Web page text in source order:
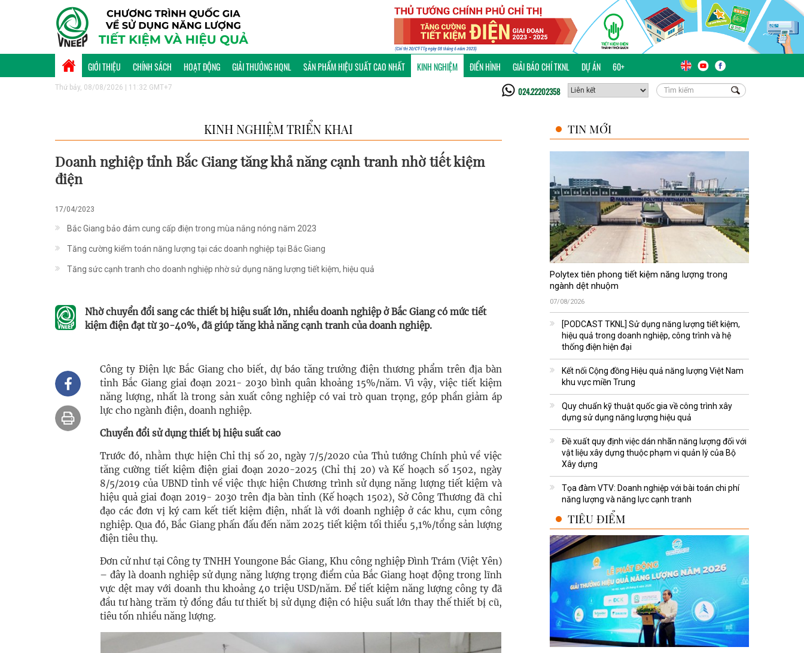
GIỚI THIỆU CHÍNH SÁCH HOẠT ĐỘNG GIẢI THƯỞNG HQNL SẢN PHẨM HIỆU SUẤT CAO NHẤT KINH NGHIỆM ĐIỂN HÌNH GIẢI BÁO CHÍ TKNL DỰ ÁN 60+
Thứ bảy, 08/08/2026 | 11:32 GMT+7 024.22202358
KINH NGHIỆM TRIỂN KHAI
Doanh nghiệp tỉnh Bắc Giang tăng khả năng cạnh tranh nhờ tiết kiệm
điện
17/04/2023
Bắc Giang bảo đảm cung cấp điện trong mùa nắng nóng năm 2023
Tăng cường kiểm toán năng lượng tại các doanh nghiệp tại Bắc Giang
Tăng sức cạnh tranh cho doanh nghiệp nhờ sử dụng năng lượng tiết kiệm, hiệu quả
Nhờ chuyển đổi sang các thiết bị hiệu suất lớn, nhiều doanh nghiệp ở Bắc Giang có mức tiết
kiệm điện đạt từ 30-40%, đã giúp tăng khả năng cạnh tranh của doanh nghiệp.
Công ty Điện lực Bắc Giang cho biết, dự báo tăng trưởng điện thương phẩm trên địa bàn
tỉnh Bắc Giang giai đoạn 2021- 2030 bình quân khoảng 15%/năm. Vì vậy, việc tiết kiệm
năng lượng, nhất là trong sản xuất công nghiệp có vai trò quan trọng, góp phần giảm áp
lực cho ngành điện, doanh nghiệp.
Chuyển đổi sử dụng thiết bị hiệu suất cao
Trước đó, nhằm thực hiện Chỉ thị số 20, ngày 7/5/2020 của Thủ tướng Chính phủ về việc
tăng cường tiết kiệm điện giai đoạn 2020-2025 (Chỉ thị 20) và Kế hoạch số 1502, ngày
8/5/2019 của UBND tỉnh về việc thực hiện Chương trình sử dụng năng lượng tiết kiệm và
hiệu quả giai đoạn 2019- 2030 trên địa bàn tỉnh (Kế hoạch 1502), Sở Công Thương đã chỉ
đạo các đơn vị ký cam kết tiết kiệm điện, nhất là với doanh nghiệp ở các khu, cụm công
nghiệp. Qua đó, Bắc Giang phấn đấu đến năm 2025 tiết kiệm tối thiểu 5,1%/tổng sản lượng
điện tiêu thụ.
Đơn cử như tại Công ty TNHH Youngone Bắc Giang, Khu công nghiệp Đình Trám (Việt Yên)
– đây là doanh nghiệp sử dụng năng lượng trọng điểm của Bắc Giang hoạt động trong lĩnh
vực dệt may với doanh thu khoảng 40 triệu USD/năm. Để tiết kiệm năng lượng công ty đã
đầu tư hàng trăm tỷ đồng đầu tư thiết bị sử dụng điện có hiệu suất lớn thay thế thiết bị cũ,
tiêu tốn nhiều năng lượng.
TIN MỚI
Polytex tiên phong tiết kiệm năng lượng trong
ngành dệt nhuộm
07/08/2026
[PODCAST TKNL] Sử dụng năng lượng tiết kiệm,
hiệu quả trong doanh nghiệp, công trình và hệ
thống điện hiện đại
Kết nối Cộng đồng Hiệu quả năng lượng Việt Nam
khu vực miền Trung
Quy chuẩn kỹ thuật quốc gia về công trình xây
dựng sử dụng năng lượng hiệu quả
Đề xuất quy định việc dán nhãn năng lượng đối với
vật liệu xây dựng thuộc phạm vi quản lý của Bộ
Xây dựng
Tọa đàm VTV: Doanh nghiệp với bài toán chi phí
năng lượng và năng lực cạnh tranh
TIÊU ĐIỂM